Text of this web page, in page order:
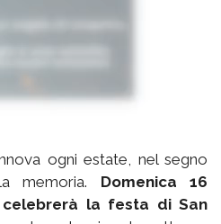
ogni estate, nel segno
memoria. Domenica 16
la festa di San